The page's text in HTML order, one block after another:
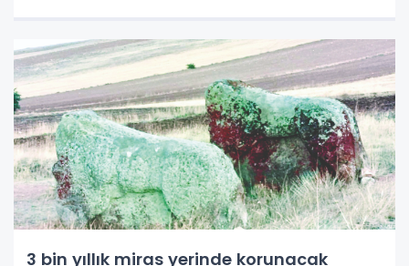
3 bin yıllık miras yerinde korunacak